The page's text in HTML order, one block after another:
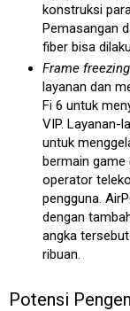
konstruksi
Pemasangan
fiber bisa
Frame
layanan dan
Fi 6 untuk
VIP. Layanan-
untuk
bermain game
operator
pengguna.
dengan
angka
ribuan.
Potensi